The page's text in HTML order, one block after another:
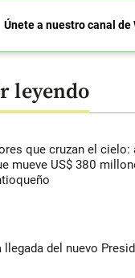
Únete a nuestro canal de
leyendo
que cruzan el
mueve US$ 380
llegada del nuevo